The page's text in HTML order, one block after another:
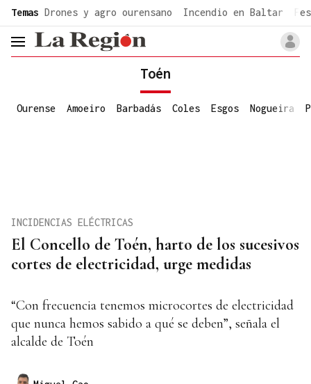
Temas Drones y agro ourensano Incendio en Baltar
header.menu.open
Toén
Ourense Amoeiro Barbadás Coles Esgos Nogueira
El Concello de Toén, harto de los sucesivos
cortes de electricidad, urge medidas
INCIDENCIAS ELÉCTRICAS
“Con frecuencia tenemos microcortes de electricidad
que nunca hemos sabido a qué se deben”, señala el
alcalde de Toén